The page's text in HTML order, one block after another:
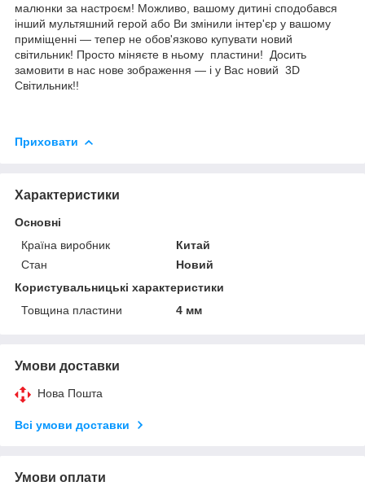
малюнки за настроєм! Можливо, вашому дитині сподобався
інший мультяшний герой або Ви змінили інтер'єр у вашому
приміщенні — тепер не обов'язково купувати новий
світильник! Просто міняєте в ньому пластини! Досить
замовити в нас нове зображення — і у Вас новий 3D
Світильник!!
Приховати
Характеристики
Основні
Країна виробник
Китай
Стан
Новий
Користувальницькі характеристики
Товщина пластини
4 мм
Умови доставки
Нова Пошта
Всі умови доставки
Умови оплати